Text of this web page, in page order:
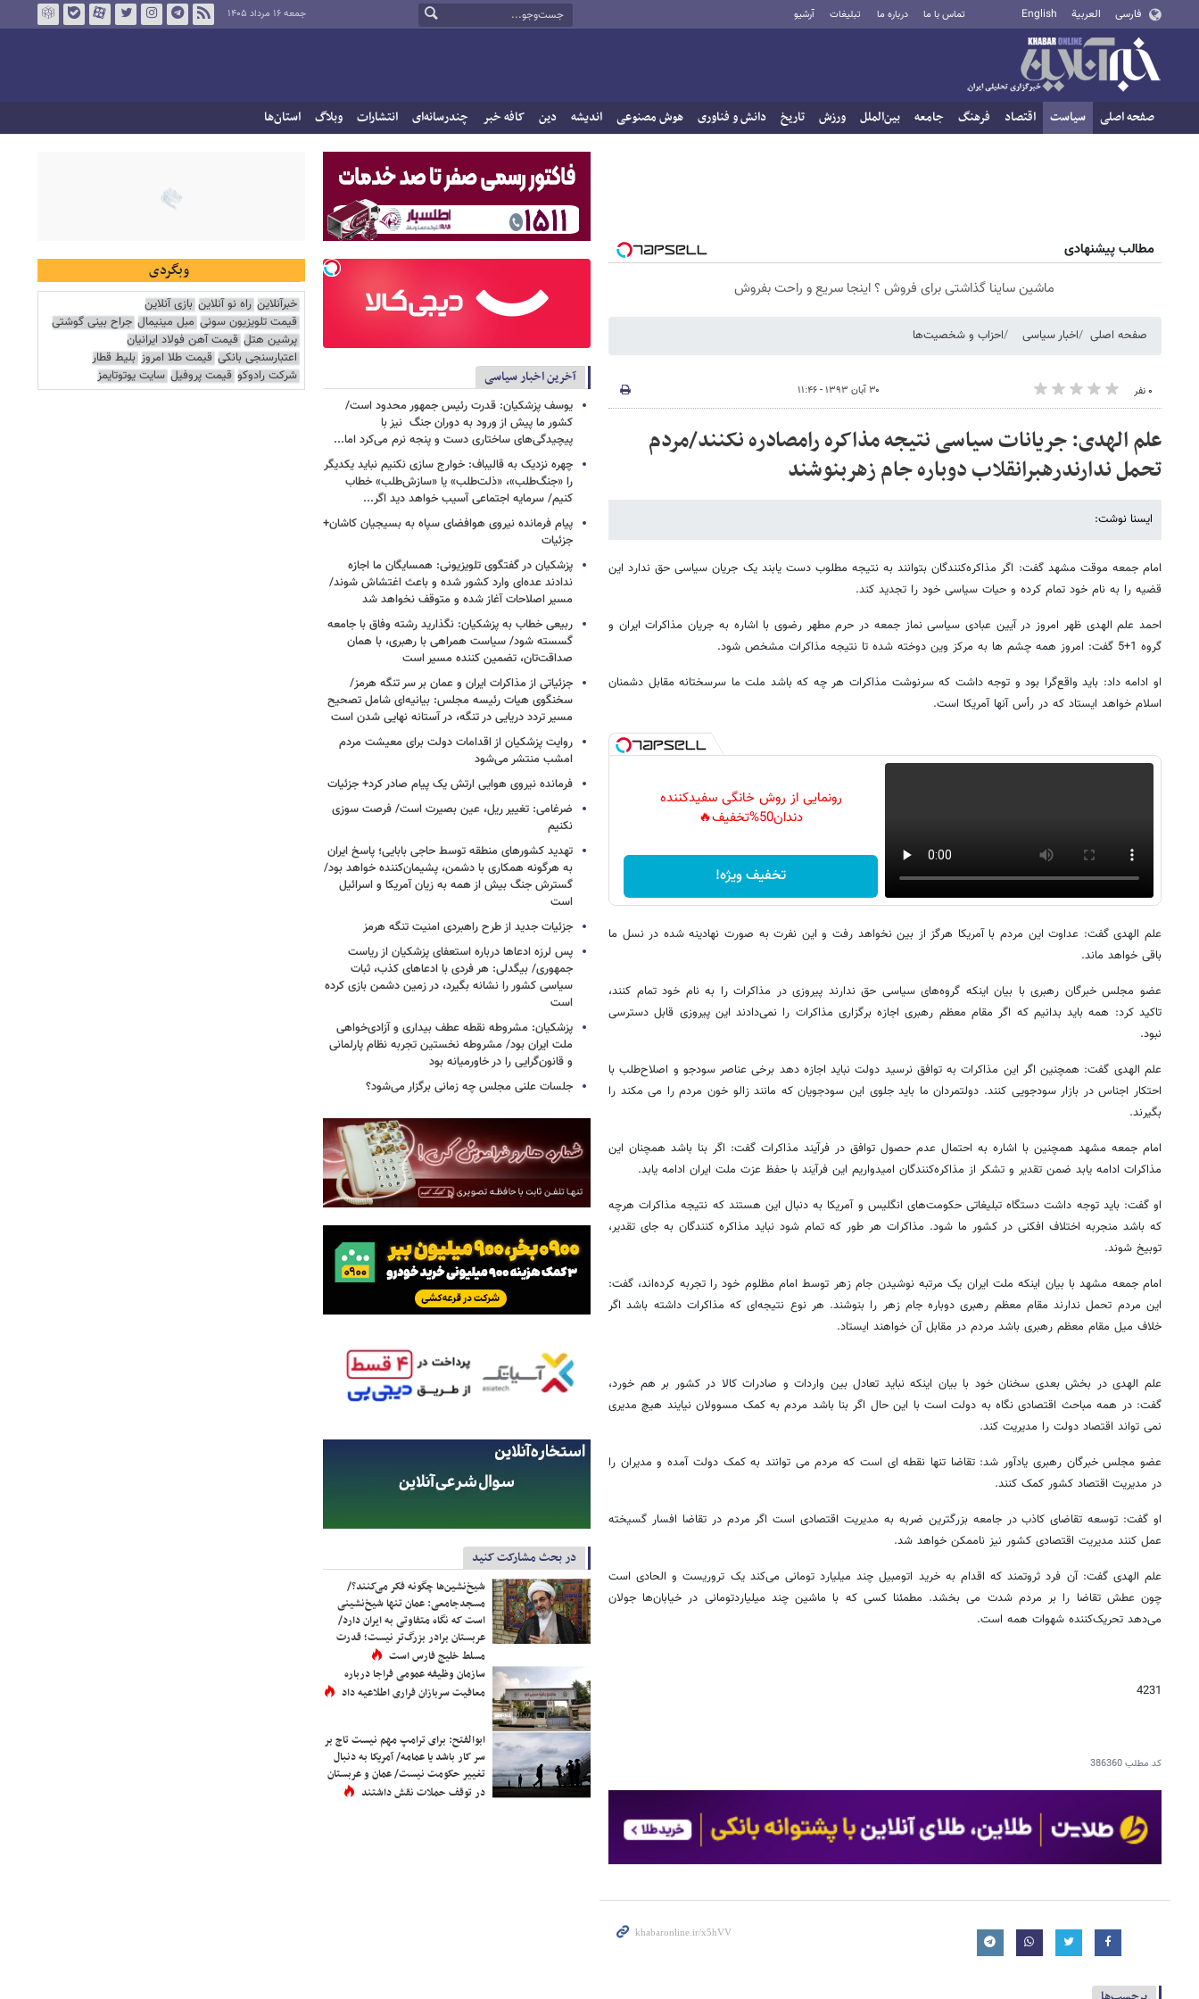
فارسی العربية English تماس با ما درباره ما تبلیغات آرشیو جمعه ۱۶ مرداد ۱۴۰۵
صفحه اصلی سیاست اقتصاد فرهنگ جامعه بین‌الملل ورزش تاریخ دانش و فناوری هوش مصنوعی اندیشه دین کافه خبر چندرسانه‌ای انتشارات وبلاگ استان‌ها
مطالب پیشنهادی
ماشین ساینا گذاشتی برای فروش ؟ اینجا سریع و راحت بفروش
صفحه اصلی اخبار سیاسی احزاب و شخصیت‌ها
۰ نفر ۳۰ آبان ۱۳۹۳ - ۱۱:۴۶
علم الهدی: جریانات سیاسی نتیجه مذاکره رامصادره نکنند/مردم
تحمل ندارندرهبرانقلاب دوباره جام زهربنوشند
ایسنا نوشت:
امام جمعه موقت مشهد گفت:‌ اگر مذاکره‌کنندگان بتوانند به نتیجه مطلوب دست یابند یک جریان سیاسی حق ندارد این
قضیه را به نام خود تمام کرده و حیات سیاسی خود را تجدید کند.
احمد علم الهدی ظهر امروز در آیین عبادی سیاسی نماز جمعه در حرم مطهر رضوی با اشاره به جریان مذاکرات ایران و
گروه 1+5‌ گفت: امروز همه چشم ها به مرکز وین دوخته شده تا نتیجه مذاکرات مشخص شود.
او ادامه داد: باید واقع‌گرا بود و توجه داشت که سرنوشت مذاکرات هر چه که باشد ملت ما سرسختانه مقابل دشمنان
اسلام خواهد ایستاد که در رأس آنها آمریکا است.
رونمایی از روش خانگی سفیدکننده
دندان50%تخفیف🔥
تخفیف ویژه!
علم الهدی گفت: عداوت این مردم با آمریکا هرگز از بین نخواهد رفت و این نفرت به صورت نهادینه شده در نسل ما
باقی خواهد ماند.
عضو مجلس خبرگان رهبری با بیان اینکه گروه‌های سیاسی حق ندارند پیروزی در مذاکرات را به نام خود تمام کنند،
تاکید کرد: همه باید بدانیم که اگر مقام معظم رهبری اجازه برگزاری مذاکرات را نمی‌دادند این پیروزی قابل دسترسی
نبود.
علم الهدی گفت:‌ همچنین اگر این مذاکرات به توافق نرسید دولت نباید اجازه دهد برخی عناصر سودجو و اصلاح‌طلب با
احتکار اجناس در بازار سودجویی کنند. دولتمردان ما باید جلوی این سودجویان که مانند زالو خون مردم را می مکند را
بگیرند.
امام جمعه مشهد همچنین با اشاره به احتمال عدم حصول توافق در فرآیند مذاکرات گفت:‌ اگر بنا باشد همچنان این
مذاکرات ادامه یابد ضمن تقدیر و تشکر از مذاکره‌کنندگان امیدواریم این فرآیند با حفظ عزت ملت ایران ادامه یابد.
او گفت: باید توجه داشت دستگاه تبلیغاتی حکومت‌های انگلیس و آمریکا به دنبال این هستند که نتیجه مذاکرات هرچه
که باشد منجربه اختلاف افکنی در کشور ما شود. مذاکرات هر طور که تمام شود نباید مذاکره کنندگان به جای تقدیر،
توبیخ شوند.
امام جمعه مشهد با بیان اینکه ملت ایران یک مرتبه نوشیدن جام زهر توسط امام مظلوم خود را تجربه کرده‌اند، گفت:
این مردم تحمل ندارند مقام معظم رهبری دوباره جام زهر را بنوشند. هر نوع نتیجه‌ای که مذاکرات داشته باشد اگر
خلاف میل مقام معظم رهبری باشد مردم در مقابل آن خواهند ایستاد.
علم الهدی در بخش بعدی سخنان خود با بیان اینکه نباید تعادل بین واردات و صادرات کالا در کشور بر هم خورد،
گفت: در همه مباحث اقتصادی نگاه به دولت است با این حال اگر بنا باشد مردم به کمک مسوولان نیایند هیچ مدیری
نمی تواند اقتصاد دولت را مدیریت کند.
عضو مجلس خبرگان رهبری یادآور شد: تقاضا تنها نقطه ای است که مردم می توانند به کمک دولت آمده و مدیران را
در مدیریت اقتصاد کشور کمک کنند.
او گفت:‌ توسعه تقاضای کاذب در جامعه بزرگترین ضربه به مدیریت اقتصادی است اگر مردم در تقاضا افسار گسیخته
عمل کنند مدیریت اقتصادی کشور نیز ناممکن خواهد شد.
علم الهدی گفت:‌ آن فرد ثروتمند که اقدام به خرید اتومبیل چند میلیارد تومانی می‌کند یک تروریست و الحادی است
چون عطش تقاضا را بر مردم شدت می بخشد. مطمئنا کسی که با ماشین چند میلیاردتومانی در خیابان‌ها جولان
می‌دهد تحریک‌کننده شهوات همه است.
4231
کد مطلب386360
آخرین اخبار سیاسی
یوسف پزشکیان: قدرت رئیس‌ جمهور محدود است/
کشور ما پیش از ورود به دوران جنگ نیز با
پیچیدگی‌های ساختاری دست و پنجه نرم می‌کرد اما...
چهره نزدیک به قالیباف: خوارج سازی نکنیم نباید یکدیگر
را «جنگ‌طلب»، «ذلت‌طلب» یا «سازش‌طلب» خطاب
کنیم/ سرمایه اجتماعی آسیب خواهد دید اگر...
پیام فرمانده نیروی هوافضای سپاه به بسیجیان کاشان+
جزئیات
پزشکیان در گفتگوی تلویزیونی: همسایگان ما اجازه
ندادند عده‌ای وارد کشور شده و باعث اغتشاش شوند/
مسیر اصلاحات آغاز شده و متوقف نخواهد شد
ربیعی خطاب به پزشکیان: نگذارید رشته وفاق با جامعه
گسسته شود/ سیاست همراهی با رهبری، با همان
صداقت‌تان، تضمین کننده مسیر است
جزئیاتی از مذاکرات ایران و عمان بر سر تنگه هرمز/
سخنگوی هیات رئیسه مجلس: بیانیه‌ای شامل تصحیح
مسیر تردد دریایی در تنگه، در آستانه نهایی شدن است
روایت پزشکیان از اقدامات دولت برای معیشت مردم
امشب منتشر می‌شود
فرمانده نیروی هوایی ارتش یک پیام صادر کرد+ جزئیات
ضرغامی: تغییر ریل، عین بصیرت است/ فرصت سوزی
نکنیم
تهدید کشورهای منطقه توسط حاجی بابایی؛ پاسخ ایران
به هرگونه همکاری با دشمن، پشیمان‌کننده خواهد بود/
گسترش جنگ بیش از همه به زیان آمریکا و اسرائیل
است
جزئیات جدید از طرح راهبردی امنیت تنگه هرمز
پس لرزه ادعاها درباره استعفای پزشکیان از ریاست
جمهوری/ بیگدلی: هر فردی با ادعاهای کذب، ثبات
سیاسی کشور را نشانه بگیرد، در زمین دشمن بازی کرده
است
پزشکیان: مشروطه نقطه عطف بیداری و آزادی‌خواهی
ملت ایران بود/ مشروطه نخستین تجربه نظام پارلمانی
و قانون‌گرایی را در خاورمیانه بود
جلسات علنی مجلس چه زمانی برگزار می‌شود؟
در بحث مشارکت کنید
شیخ‌نشین‌ها چگونه فکر می‌کنند؟/
مسجدجامعی: عمان تنها شیخ‌نشینی
است که نگاه متفاوتی به ایران دارد/
عربستان برادر بزرگ‌تر نیست؛ قدرت
مسلط خلیج فارس است
سازمان وظیفه عمومی فراجا درباره
معافیت سربازان فراری اطلاعیه داد
ابوالفتح: برای ترامپ مهم نیست تاج بر
سر کار باشد یا عمامه/ آمریکا به دنبال
تغییر حکومت نیست/ عمان و عربستان
در توقف حملات نقش داشتند
وبگردی
خبرآنلاین راه نو آنلاین بازی آنلاین
قیمت تلویزیون سونی مبل مینیمال جراح بینی گوشتی
پرشین هتل قیمت آهن فولاد ایرانیان
اعتبارسنجی بانکی قیمت طلا امروز بلیط قطار
شرکت رادوکو قیمت پروفیل سایت یوتوتایمز